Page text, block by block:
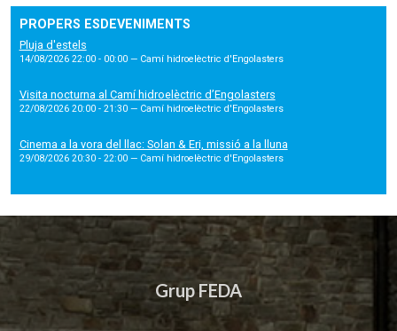
PROPERS ESDEVENIMENTS
Pluja d'estels
14/08/2026 22:00 - 00:00 — Camí hidroelèctric d'Engolasters
Visita nocturna al Camí hidroelèctric d’Engolasters
22/08/2026 20:00 - 21:30 — Camí hidroelèctric d'Engolasters
Cinema a la vora del llac: Solan & Eri, missió a la lluna
29/08/2026 20:30 - 22:00 — Camí hidroelèctric d'Engolasters
Grup FEDA